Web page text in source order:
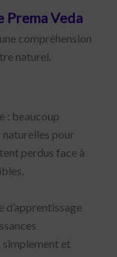
Prema Veda
compréhension
naturel.
: beaucoup
naturelles pour
perdus face à
d’apprentissage
et